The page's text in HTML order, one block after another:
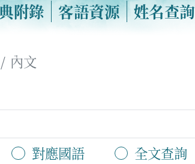
附錄 客語資源 姓名查詢
內文
對應國語 全文查詢